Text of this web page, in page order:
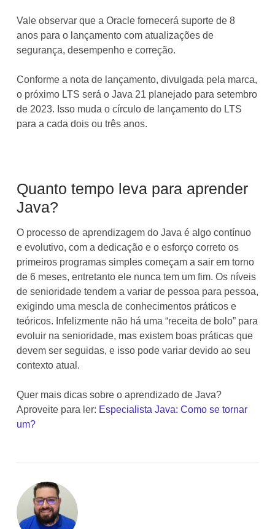
Vale observar que a Oracle fornecerá suporte de 8
anos para o lançamento com atualizações de
segurança, desempenho e correção.
Conforme a nota de lançamento, divulgada pela marca,
o próximo LTS será o Java 21 planejado para setembro
de 2023. Isso muda o círculo de lançamento do LTS
para a cada dois ou três anos.
Quanto tempo leva para aprender
Java?
O processo de aprendizagem do Java é algo contínuo
e evolutivo, com a dedicação e o esforço correto os
primeiros programas simples começam a sair em torno
de 6 meses, entretanto ele nunca tem um fim. Os níveis
de senioridade tendem a variar de pessoa para pessoa,
exigindo uma mescla de conhecimentos práticos e
teóricos. Infelizmente não há uma “receita de bolo” para
evoluir na senioridade, mas existem boas práticas que
devem ser seguidas, e isso pode variar devido ao seu
contexto atual.
Quer mais dicas sobre o aprendizado de Java?
Aproveite para ler: Especialista Java: Como se tornar
um?